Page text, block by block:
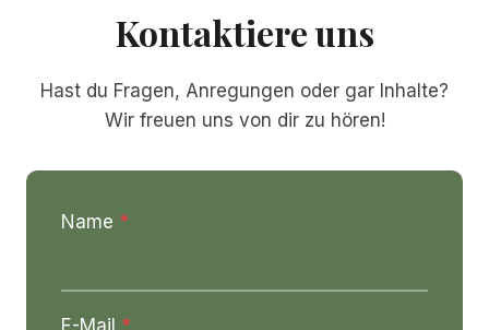
Kontaktiere uns
Hast du Fragen, Anregungen oder gar Inhalte?
Wir freuen uns von dir zu hören!
Name *
E-Mail *